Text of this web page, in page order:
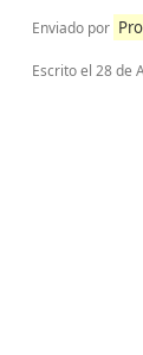
Enviado por
Escrito el 28 de